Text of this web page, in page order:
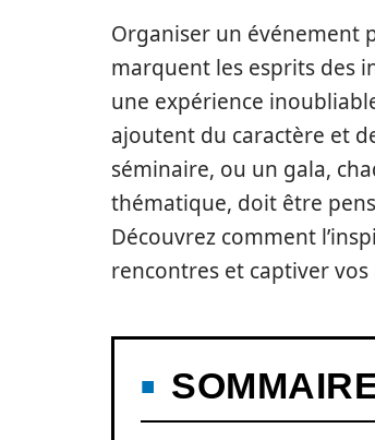
Organiser un événement
marquent les esprits des
une expérience
ajoutent du caractère et
séminaire, ou un gala,
thématique, doit être
Découvrez comment
rencontres et captiver